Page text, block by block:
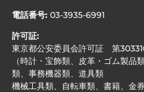
電話番号: 03-3935-6991
許可証:
東京都公安委員会許可証 第
（時計・宝飾類、皮革・ゴム製品
類、事務機器類、道具類
機械工具類、自転車類、書籍、金券